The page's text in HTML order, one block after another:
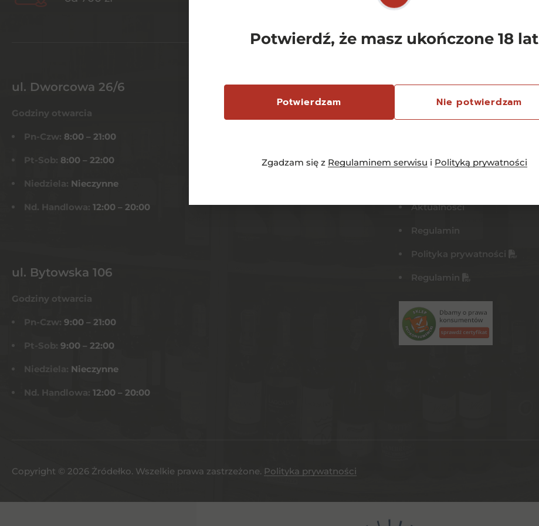
Potwierdź, że masz ukończone 18 lat
Potwierdzam Nie potwierdzam
Zgadzam się z Regulaminem serwisu i Polityką prywatności
ul. Dworcowa 26/6
Godziny otwarcia
Pn-Czw: 8:00 – 21:00
Pt-Sob: 8:00 – 22:00
Niedziela: Nieczynne
Nd. Handlowa: 12:00 – 20:00
ul. Bytowska 106
Godziny otwarcia
Pn-Czw: 9:00 – 21:00
Pt-Sob: 9:00 – 22:00
Niedziela: Nieczynne
Nd. Handlowa: 12:00 – 20:00
Sklep
Moje konto
Aktualności
Regulamin
Polityka prywatności
Regulamin
Copyright © 2026 Żródełko. Wszelkie prawa zastrzeżone. Polityka prywatności